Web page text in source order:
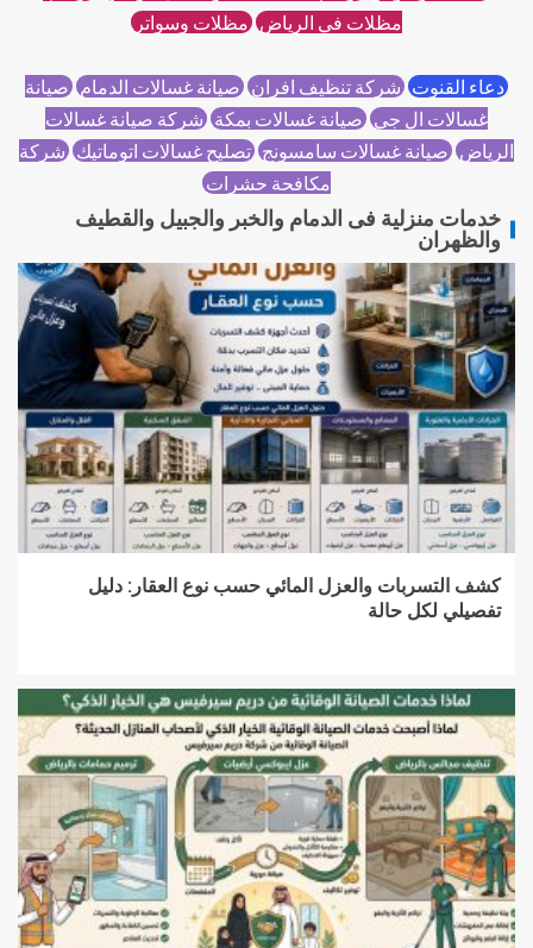
مظلات في الرياضمظلات وسواتر
دعاء القنوتشركة تنظيف افرانصيانة غسالات الدمامصيانة
غسالات ال جيصيانة غسالات بمكةشركة صيانة غسالات
الرياضصيانة غسالات سامسونجتصليح غسالات اتوماتيكشركة
مكافحة حشرات
خدمات منزلية فى الدمام والخبر والجبيل والقطيف
والظهران
كشف التسربات والعزل المائي حسب نوع العقار: دليل
تفصيلي لكل حالة